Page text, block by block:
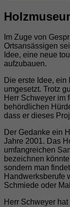
Im Zuge von
Ortsansässigen
Idee, eine neue
aufzubauen.
Die erste Idee,
umgesetzt. Trotz
Herr Schweyer im
behördlichen
dass er dieses
Der Gedanke ein
Jahre 2001. Das
umfangreichen
bezeichnen
sondern man
Handwerksberufe
Schmiede oder
Herr Schweyer